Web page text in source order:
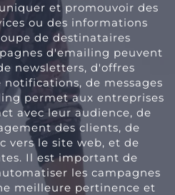
et promouvoir des
ou des informations
de destinataires
d'emailing peuvent
newsletters, d'offres
de messages
permet aux entreprises
avec leur audience, de
des clients, de
vers le site web, et de
Il est important de
les campagnes
meilleure pertinence et